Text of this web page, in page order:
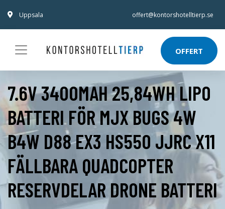
Uppsala offert@kontorshotelltierp.se
OFFERT
7.6V 3400MAH 25,84WH LIPO
BATTERI FÖR MJX BUGS 4W
B4W D88 EX3 HS550 JJRC X11
FÄLLBARA QUADCOPTER
RESERVDELAR DRONE BATTERI